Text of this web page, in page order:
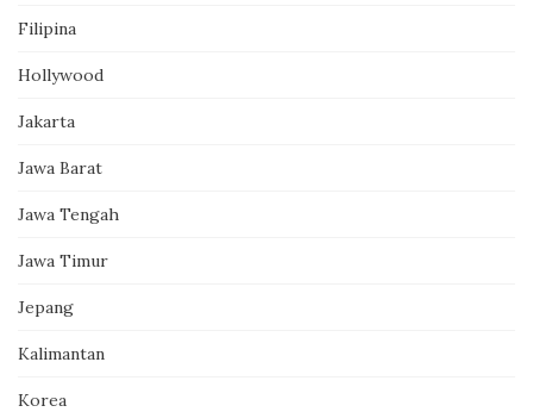
Filipina
Hollywood
Jakarta
Jawa Barat
Jawa Tengah
Jawa Timur
Jepang
Kalimantan
Korea